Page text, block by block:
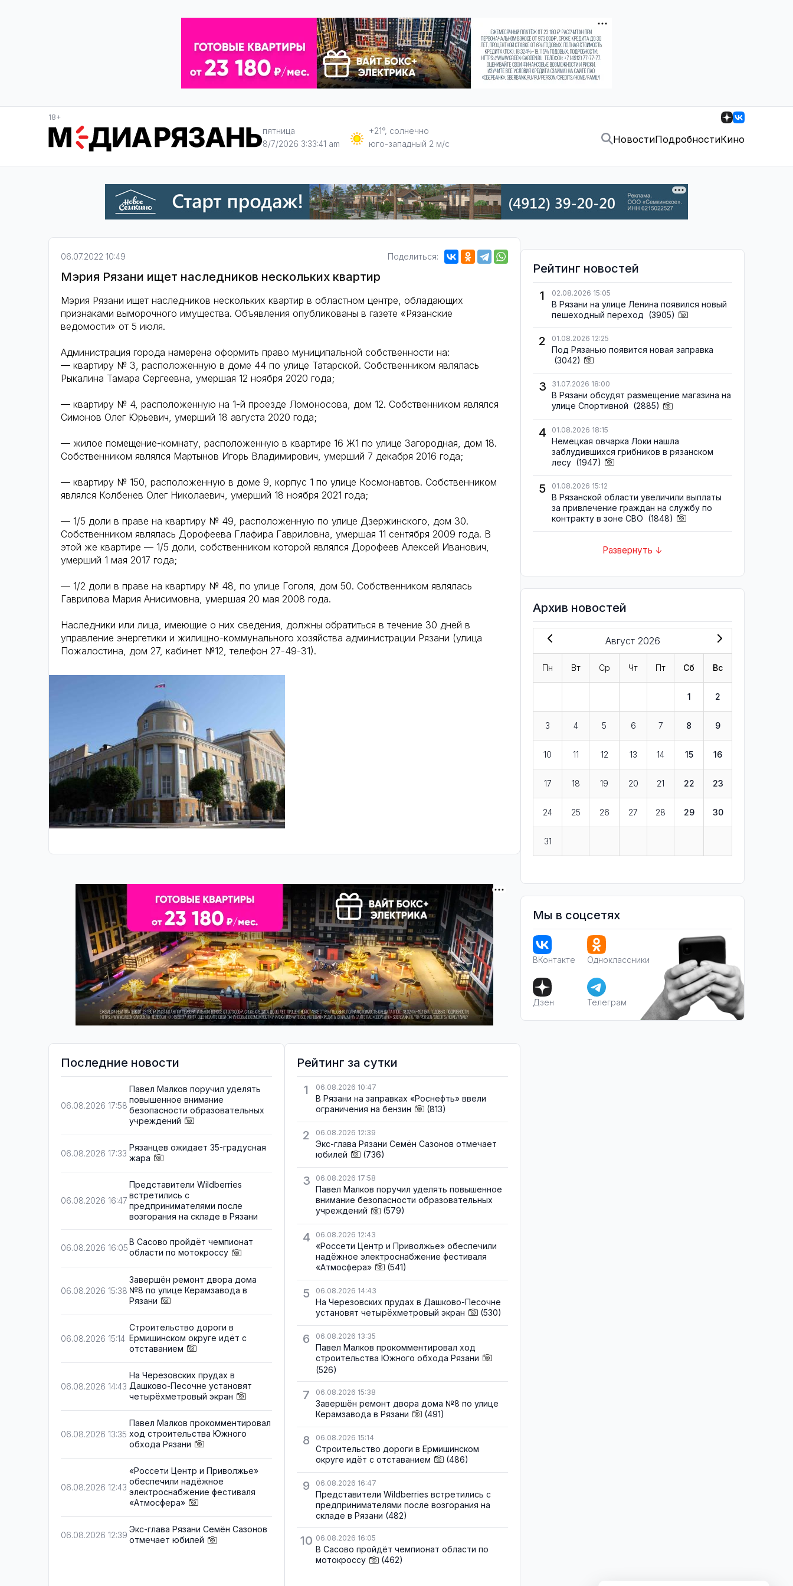
18+
пятница
8/7/2026 3:33:42 am
+21°, солнечно
юго-западный 2 м/с
НовостиПодробностиКино
06.07.2022 10:49 Поделиться:
Мэрия Рязани ищет наследников нескольких квартир
Мэрия Рязани ищет наследников нескольких квартир в областном центре, обладающих
признаками выморочного имущества. Объявления опубликованы в газете «Рязанские
ведомости» от 5 июля.
Администрация города намерена оформить право муниципальной собственности на:
— квартиру № 3, расположенную в доме 44 по улице Татарской. Собственником являлась
Рыкалина Тамара Сергеевна, умершая 12 ноября 2020 года;
— квартиру № 4, расположенную на 1-й проезде Ломоносова, дом 12. Собственником являлся
Симонов Олег Юрьевич, умерший 18 августа 2020 года;
— жилое помещение-комнату, расположенную в квартире 16 Ж1 по улице Загородная, дом 18.
Собственником являлся Мартынов Игорь Владимирович, умерший 7 декабря 2016 года;
— квартиру № 150, расположенную в доме 9, корпус 1 по улице Космонавтов. Собственником
являлся Колбенев Олег Николаевич, умерший 18 ноября 2021 года;
— 1/5 доли в праве на квартиру № 49, расположенную по улице Дзержинского, дом 30.
Собственником являлась Дорофеева Глафира Гавриловна, умершая 11 сентября 2009 года. В
этой же квартире — 1/5 доли, собственником которой являлся Дорофеев Алексей Иванович,
умерший 1 мая 2017 года;
— 1/2 доли в праве на квартиру № 48, по улице Гоголя, дом 50. Собственником являлась
Гаврилова Мария Анисимовна, умершая 20 мая 2008 года.
Наследники или лица, имеющие о них сведения, должны обратиться в течение 30 дней в
управление энергетики и жилищно-коммунального хозяйства администрации Рязани (улица
Пожалостина, дом 27, кабинет №12, телефон 27-49-31).
Последние новости
06.08.2026 17:58
Павел Малков поручил уделять
повышенное внимание
безопасности образовательных
учреждений
06.08.2026 17:33
Рязанцев ожидает 35-градусная
жара
06.08.2026 16:47
Представители Wildberries
встретились с
предпринимателями после
возгорания на складе в Рязани
06.08.2026 16:05
В Сасово пройдёт чемпионат
области по мотокроссу
06.08.2026 15:38
Завершён ремонт двора дома
№8 по улице Керамзавода в
Рязани
06.08.2026 15:14
Строительство дороги в
Ермишинском округе идёт с
отставанием
06.08.2026 14:43
На Черезовских прудах в
Дашково-Песочне установят
четырёхметровый экран
06.08.2026 13:35
Павел Малков прокомментировал
ход строительства Южного
обхода Рязани
06.08.2026 12:43
«Россети Центр и Приволжье»
обеспечили надёжное
электроснабжение фестиваля
«Атмосфера»
06.08.2026 12:39
Экс-глава Рязани Семён Сазонов
отмечает юбилей
Рейтинг за сутки
1
06.08.2026 10:47
В Рязани на заправках «Роснефть» ввели
ограничения на бензин
(813)
2 06.08.2026 12:39
Экс-глава Рязани Семён Сазонов отмечает
юбилей
(736)
3 06.08.2026 17:58
Павел Малков поручил уделять повышенное
внимание безопасности образовательных
учреждений
(579)
4 06.08.2026 12:43
«Россети Центр и Приволжье» обеспечили
надёжное электроснабжение фестиваля
«Атмосфера»
(541)
5 06.08.2026 14:43
На Черезовских прудах в Дашково-Песочне
установят четырёхметровый экран
(530)
6 06.08.2026 13:35
Павел Малков прокомментировал ход
строительства Южного обхода Рязани
(526)
7 06.08.2026 15:38
Завершён ремонт двора дома №8 по улице
Керамзавода в Рязани
(491)
8 06.08.2026 15:14
Строительство дороги в Ермишинском
округе идёт с отставанием
(486)
9 06.08.2026 16:47
Представители Wildberries встретились с
предпринимателями после возгорания на
складе в Рязани (482)
10 06.08.2026 16:05
В Сасово пройдёт чемпионат области по
мотокроссу
(462)
Рейтинг новостей
1
02.08.2026 15:05
В Рязани на улице Ленина появился новый
пешеходный переход (3905)
2 01.08.2026 12:25
Под Рязанью появится новая заправка
(3042)
3 31.07.2026 18:00
В Рязани обсудят размещение магазина на
улице Спортивной (2885)
4 01.08.2026 18:15
Немецкая овчарка Локи нашла
заблудившихся грибников в рязанском
лесу (1947)
5 01.08.2026 15:12
В Рязанской области увеличили выплаты
за привлечение граждан на службу по
контракту в зоне СВО (1848)
Развернуть ↓
Архив новостей
Август 2026
Пн Вт Ср Чт Пт Сб Вс
1 2
3 4 5 6 7 8 9
10 11 12 13 14 15 16
17 18 19 20 21 22 23
24 25 26 27 28 29 30
31
Мы в соцсетях
ВКонтакте Одноклассники
Дзен Телеграм